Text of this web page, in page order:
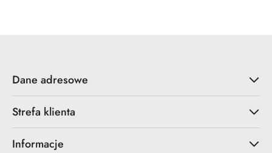
Dane adresowe
Strefa klienta
Informacje